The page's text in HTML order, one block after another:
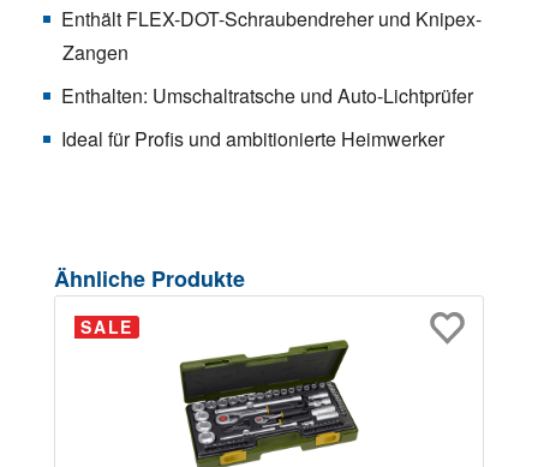
Enthält FLEX-DOT-Schraubendreher und Knipex-
Zangen
Enthalten: Umschaltratsche und Auto-Lichtprüfer
Ideal für Profis und ambitionierte Heimwerker
Produktgalerie überspringen
Ähnliche Produkte
SALE